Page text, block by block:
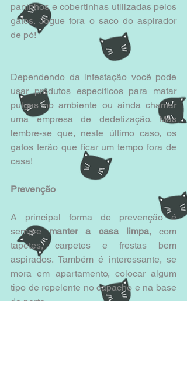
paninhos e cobertinhas utilizadas pelos
gatos. Jogue fora o saco do aspirador
de pó!
Dependendo da infestação você pode
usar produtos específicos para matar
pulgas no ambiente ou ainda chamar
uma empresa de dedetização. Mas
lembre-se que, neste último caso, os
gatos terão que ficar um tempo fora de
casa!
Prevenção
A principal forma de prevenção é
sempre manter a casa limpa, com
tapetes, carpetes e frestas bem
aspirados. Também é interessante, se
mora em apartamento, colocar algum
tipo de repelente no capacho e na base
da porta.